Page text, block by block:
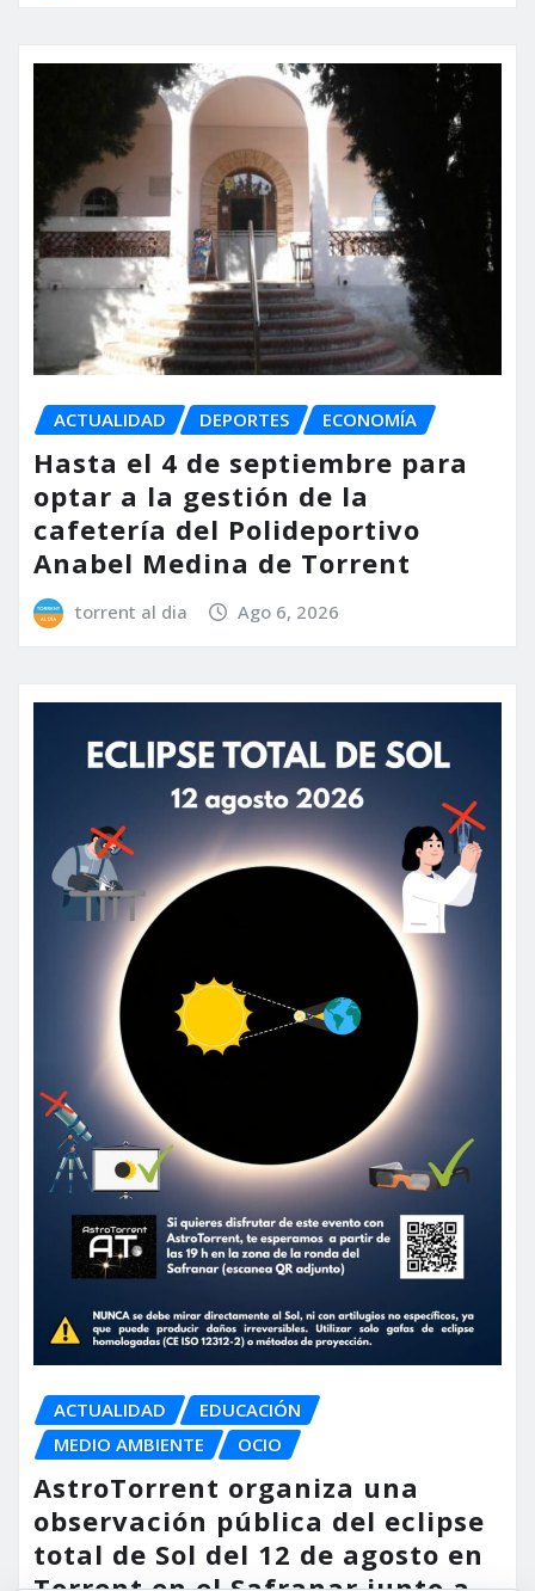
ACTUALIDAD DEPORTES ECONOMÍA
Hasta el 4 de septiembre para
optar a la gestión de la
cafetería del Polideportivo
Anabel Medina de Torrent
torrent al dia Ago 6, 2026
ACTUALIDAD
EDUCACIÓN
MEDIO AMBIENTE
OCIO
AstroTorrent organiza una
observación pública del eclipse
total de Sol del 12 de agosto en